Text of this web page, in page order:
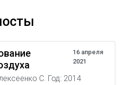
16 апреля
2021
С. Год: 2014